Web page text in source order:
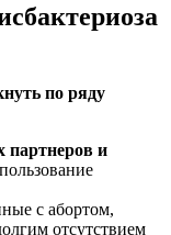
по ряду
партнеров и
с абортом,
отсутствием